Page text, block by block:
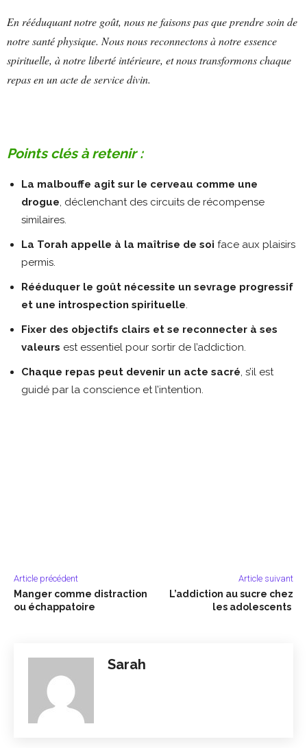
En rééduquant notre goût, nous ne faisons pas que prendre soin de
notre santé physique. Nous nous reconnectons à notre essence
spirituelle, à notre liberté intérieure, et nous transformons chaque
repas en un acte de service divin.
Points clés à retenir :
La malbouffe agit sur le cerveau comme une
drogue , déclenchant des circuits de récompense
similaires.
La Torah appelle à la maîtrise de soi face aux plaisirs
permis.
Rééduquer le goût nécessite un sevrage progressif
et une introspection spirituelle
Fixer des objectifs clairs et se reconnecter à ses
valeurs est essentiel pour sortir de l’addiction.
Chaque repas peut devenir un acte sacré , s’il est
guidé par la conscience et l’intention.
Article précédent
Manger comme distraction
ou échappatoire
Article suivant
L’addiction au sucre chez
les adolescents
Sarah